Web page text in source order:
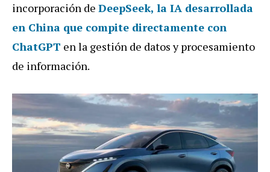
incorporación de DeepSeek, la IA desarrollada
en China que compite directamente con
ChatGPT en la gestión de datos y procesamiento
de información.